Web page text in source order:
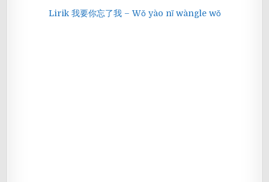
Lirik 我要你忘了我 – Wǒ yào nǐ wàngle wǒ